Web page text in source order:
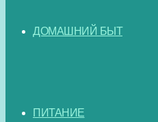
ДОМАШНИЙ БЫТ
ПИТАНИЕ